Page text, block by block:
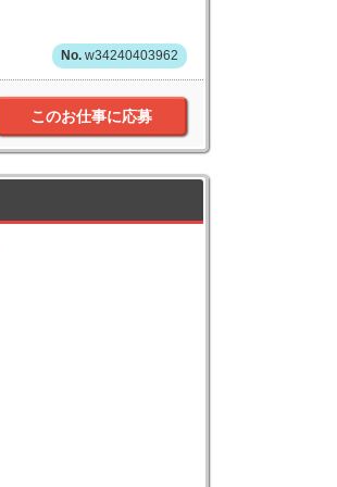
w34240403962
このお仕事に応募